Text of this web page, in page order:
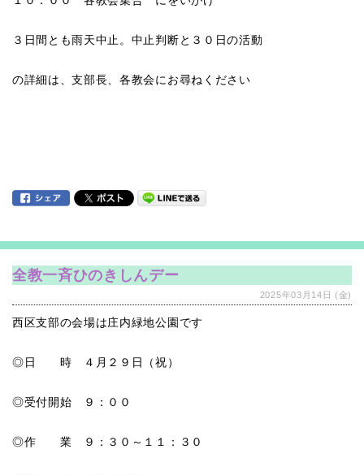
３日間とも雨天中止。中止判断と３０日の活動
の詳細は、支部長、各教会にお尋ねください
全教一斉ひのきしんデー
2025年03月14日 (金)
西区支部の会場は庄内緑地公園です
◎日 時 ４月２９日（祝）
◎受付開始 ９：００
◎作 業 ９：３０～１１：３０